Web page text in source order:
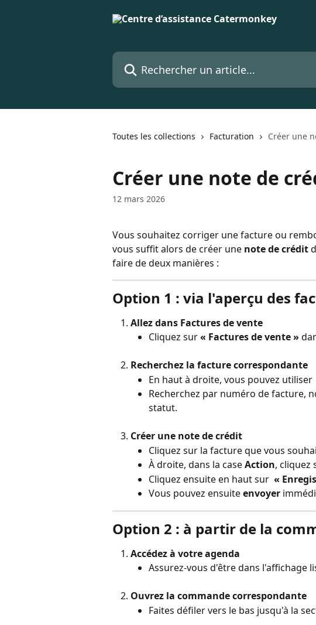
Rechercher un article...
Toutes les collections Facturation Créer une
Créer une note de
12 mars 2026
Vous souhaitez corriger une facture ou
vous suffit alors de créer une note de crédit
faire de deux manières :
Option 1 : via l'aperçu des
Allez dans Factures de vente
Cliquez sur « Factures de vente »
Recherchez la facture correspondante
En haut à droite, vous pouvez utiliser
Recherchez par numéro de facture,
statut.
Créer une note de crédit
Cliquez sur la facture que vous
À droite, dans la case Action, cliquez
Cliquez ensuite en haut sur «
Vous pouvez ensuite envoyer
Option 2 : à partir de la
Accédez à votre agenda
Assurez-vous d'être dans l'affichage
Ouvrez la commande correspondante
Faites défiler vers le bas jusqu'à la